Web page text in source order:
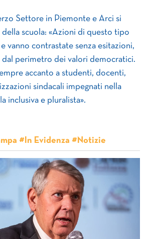
Settore in Piemonte e Arci si
della scuola: «Azioni di questo tipo
vanno contrastate senza esitazioni,
perimetro dei valori democratici.
accanto a studenti, docenti,
sindacali impegnati nella
inclusiva e pluralista».
#In Evidenza #Notizie